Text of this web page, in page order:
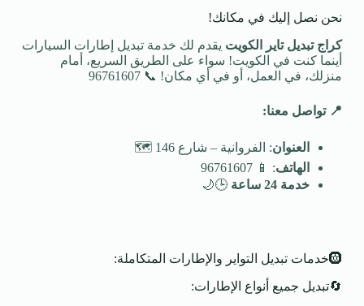
نحن نصل إليك في مكانك!
كراج تبديل تاير الكويت يقدم لك خدمة تبديل إطارات السيارات
أينما كنت في الكويت! سواء على الطريق السريع، أمام
منزلك، في العمل، أو في أي مكان! 📞 96761607
📍 تواصل معنا:
العنوان: الفروانية – شارع 146 🗺️
الهاتف: 📱 96761607
خدمة 24 ساعة
🕒🌙
🛞خدمات تبديل التواير والإطارات المتكاملة:
🔄تبديل جميع أنواع الإطارات: